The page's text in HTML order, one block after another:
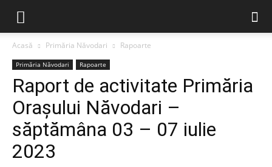
Acasă Primăria Năvodari Rapoarte
Primăria Năvodari Rapoarte
Raport de activitate Primăria
Orașului Năvodari –
săptămâna 03 – 07 iulie
2023